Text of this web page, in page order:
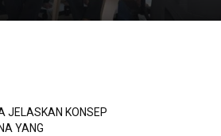
JELASKAN KONSEP
YANG